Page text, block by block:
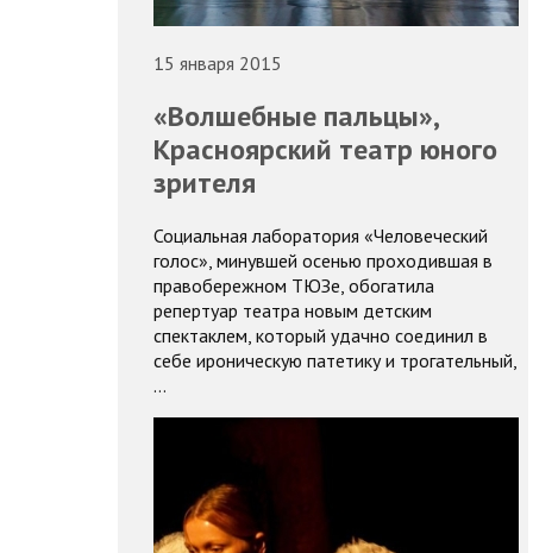
15 января 2015
«Волшебные пальцы»,
Красноярский театр юного
зрителя
Социальная лаборатория «Человеческий
голос», минувшей осенью проходившая в
правобережном ТЮЗе, обогатила
репертуар театра новым детским
спектаклем, который удачно соединил в
себе ироническую патетику и трогательный,
…